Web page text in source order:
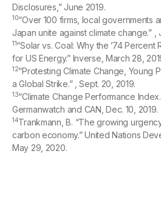
Disclosures,” June 2019.
10“Over 100 firms, local governments
Japan unite against climate change.”
11“Solar vs. Coal: Why the ’74 Percent
for US Energy.” Inverse, March 28,
12“Protesting Climate Change, Young
a Global Strike.” , Sept. 20, 2019.
13“Climate Change Performance
Germanwatch and CAN, Dec. 10, 2019.
14Trankmann, B. “The growing
carbon economy.” United Nations
May 29, 2020.